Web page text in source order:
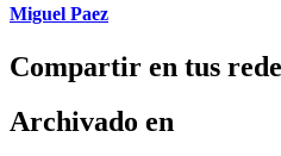
Miguel Paez
Compartir en tus
Archivado en